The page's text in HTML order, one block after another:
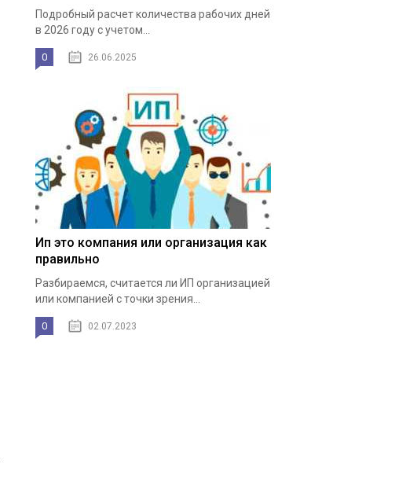
Подробный расчет количества рабочих дней
в 2026 году с учетом...
0 26.06.2025
Ип это компания или организация как
правильно
Разбираемся, считается ли ИП организацией
или компанией с точки зрения...
0 02.07.2023